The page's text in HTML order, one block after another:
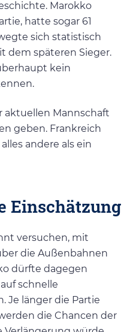
Marokko
hatte sogar 61
sich statistisch
dem späteren Sieger.
kein
aktuellen Mannschaft
geben. Frankreich
andere als ein
Einschätzung
versuchen, mit
die Außenbahnen
dürfte dagegen
schnelle
Je länger die Partie
die Chancen der